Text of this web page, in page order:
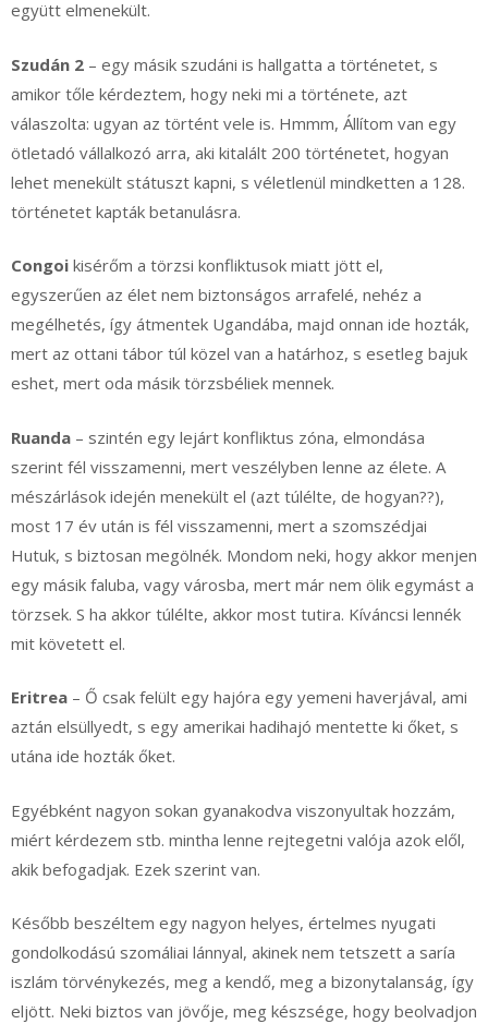
együtt elmenekült.
Szudán 2 – egy másik szudáni is hallgatta a történetet, s
amikor tőle kérdeztem, hogy neki mi a története, azt
válaszolta: ugyan az történt vele is. Hmmm, Állítom van egy
ötletadó vállalkozó arra, aki kitalált 200 történetet, hogyan
lehet menekült státuszt kapni, s véletlenül mindketten a 128.
történetet kapták betanulásra.
Congoi kisérőm a törzsi konfliktusok miatt jött el,
egyszerűen az élet nem biztonságos arrafelé, nehéz a
megélhetés, így átmentek Ugandába, majd onnan ide hozták,
mert az ottani tábor túl közel van a határhoz, s esetleg bajuk
eshet, mert oda másik törzsbéliek mennek.
Ruanda – szintén egy lejárt konfliktus zóna, elmondása
szerint fél visszamenni, mert veszélyben lenne az élete. A
mészárlások idején menekült el (azt túlélte, de hogyan??),
most 17 év után is fél visszamenni, mert a szomszédjai
Hutuk, s biztosan megölnék. Mondom neki, hogy akkor menjen
egy másik faluba, vagy városba, mert már nem ölik egymást a
törzsek. S ha akkor túlélte, akkor most tutira. Kíváncsi lennék
mit követett el.
Eritrea – Ő csak felült egy hajóra egy yemeni haverjával, ami
aztán elsüllyedt, s egy amerikai hadihajó mentette ki őket, s
utána ide hozták őket.
Egyébként nagyon sokan gyanakodva viszonyultak hozzám,
miért kérdezem stb. mintha lenne rejtegetni valója azok elől,
akik befogadjak. Ezek szerint van.
Később beszéltem egy nagyon helyes, értelmes nyugati
gondolkodású szomáliai lánnyal, akinek nem tetszett a saría
iszlám törvénykezés, meg a kendő, meg a bizonytalanság, így
eljött. Neki biztos van jövője, meg készsége, hogy beolvadjon